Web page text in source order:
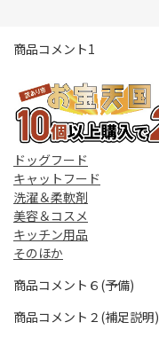
商品コメント1
ドッグフード
キャットフード
洗濯＆柔軟剤
美容＆コスメ
キッチン用品
そのほか
商品コメント６(予備)
商品コメント２(補足説明)